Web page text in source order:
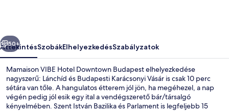
Következő
50+
ÁttekintésSzobákElhelyezkedésSzabályzatok
Mamaison VIBE Hotel Downtown Budapest elhelyezkedése
nagyszerű: Lánchíd és Budapesti Karácsonyi Vásár is csak 10 perc
sétára van tőle. A hangulatos étterem jól jön, ha megéhezel, a nap
végén pedig jól esik egy ital a vendégszerető bár/társalgó
kényelmében. Szent István Bazilika és Parlament is legfeljebb 15